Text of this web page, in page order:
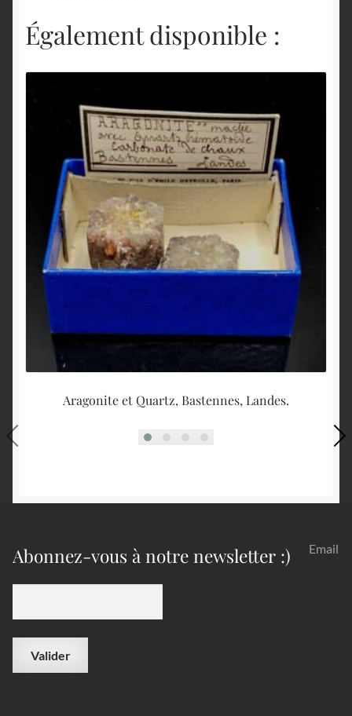
Également disponible :
Aragonite et Quartz, Bastennes, Landes.
Abonnez-vous à notre newsletter :) Email